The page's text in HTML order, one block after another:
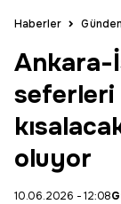
Haberler
Ankara-
seferleri
oluyor
10.06.2026 - 12:08